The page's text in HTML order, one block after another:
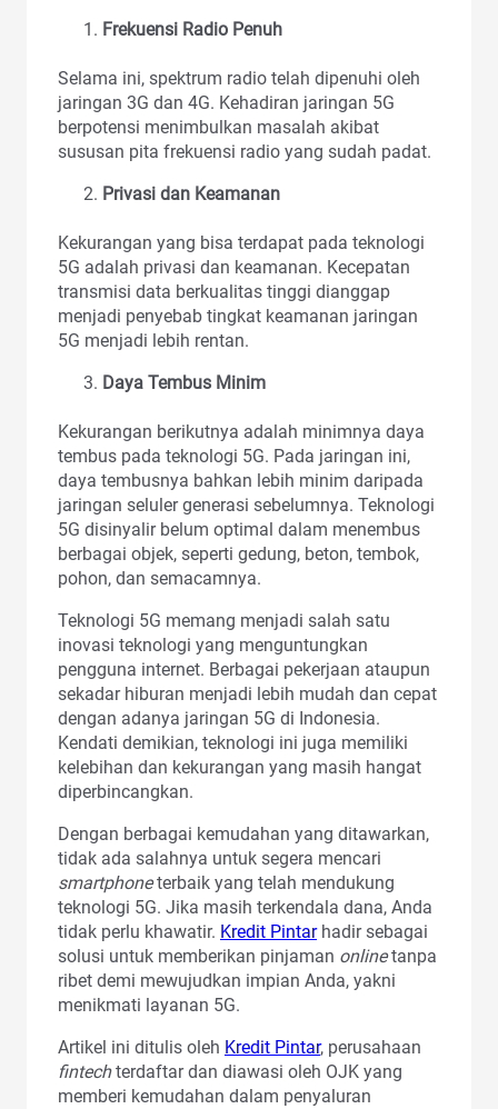
Frekuensi Radio Penuh
Selama ini, spektrum radio telah dipenuhi oleh
jaringan 3G dan 4G. Kehadiran jaringan 5G
berpotensi menimbulkan masalah akibat
sususan pita frekuensi radio yang sudah padat.
Privasi dan Keamanan
Kekurangan yang bisa terdapat pada teknologi
5G adalah privasi dan keamanan. Kecepatan
transmisi data berkualitas tinggi dianggap
menjadi penyebab tingkat keamanan jaringan
5G menjadi lebih rentan.
Daya Tembus Minim
Kekurangan berikutnya adalah minimnya daya
tembus pada teknologi 5G. Pada jaringan ini,
daya tembusnya bahkan lebih minim daripada
jaringan seluler generasi sebelumnya. Teknologi
5G disinyalir belum optimal dalam menembus
berbagai objek, seperti gedung, beton, tembok,
pohon, dan semacamnya.
Teknologi 5G memang menjadi salah satu
inovasi teknologi yang menguntungkan
pengguna internet. Berbagai pekerjaan ataupun
sekadar hiburan menjadi lebih mudah dan cepat
dengan adanya jaringan 5G di Indonesia.
Kendati demikian, teknologi ini juga memiliki
kelebihan dan kekurangan yang masih hangat
diperbincangkan.
Dengan berbagai kemudahan yang ditawarkan,
tidak ada salahnya untuk segera mencari
smartphoneterbaik yang telah mendukung
teknologi 5G. Jika masih terkendala dana, Anda
tidak perlu khawatir. Kredit Pintarhadir sebagai
solusi untuk memberikan pinjaman onlinetanpa
ribet demi mewujudkan impian Anda, yakni
menikmati layanan 5G.
Artikel ini ditulis oleh Kredit Pintar, perusahaan
fintechterdaftar dan diawasi oleh OJK yang
memberi kemudahan dalam penyaluran